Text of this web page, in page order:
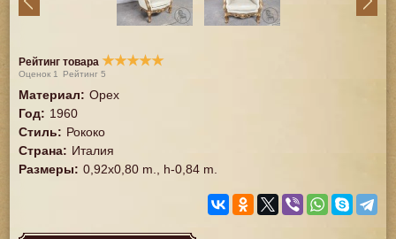
Рейтинг товара ★★★★★
Оценок 1 Рейтинг5
Материал: Орех
Год: 1960
Стиль: Рококо
Страна: Италия
Размеры: 0,92x0,80 m., h-0,84 m.